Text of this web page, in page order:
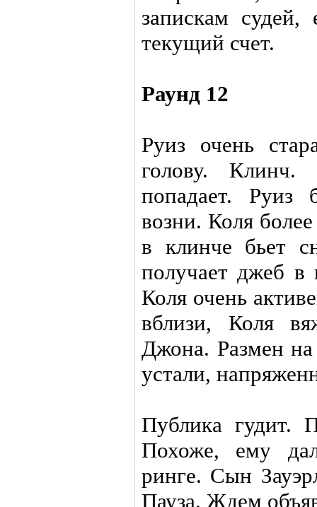
запискам судей,
текущий счет.
Раунд 12
Руиз очень
голову.
попадает. Руиз
возни. Коля
в клинче бьет
получает джеб в
Коля очень
вблизи, Коля
Джона. Размен
устали,
Публика гудит.
Похоже, ему
ринге. Сын
Пауза. Ждем